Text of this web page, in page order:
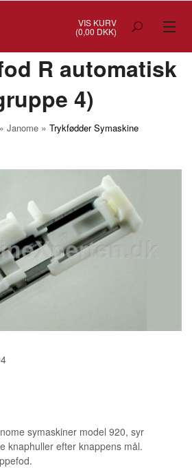
VIS KURV
(0,00 DKK)
R automatisk
4)
Janome » Trykfødder Symaskine
symaskiner model 920, syr
knaphuller efter knappens mål.